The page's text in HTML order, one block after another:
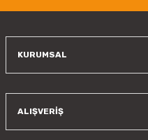
KURUMSAL
ALIŞVERİŞ